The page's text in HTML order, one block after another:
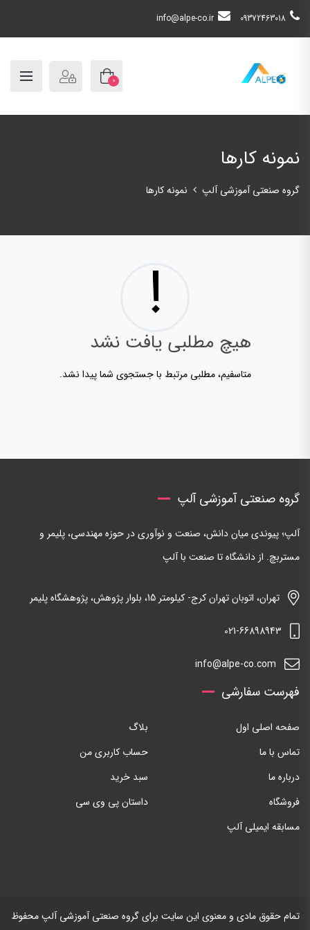
09372463018
info@alpe-co.ir
0
نمونه کارها
گروه صنعتی آموزشی آلپ نمونه کارها
!
هیچ مطلبی یافت نشد
متاسفیم، مطلبی مرتبط با جستجوی شما پیدا نشد.
گروه صنعتی آموزشی آلپ
آلپ؛ پیوندی میان دانش، صنعت و نوآوری در حوزه مهندسی، پلیمر و
مستربچ. از دانشگاه تا صنعت با آلپ
تهران، اتوبان تهران کرج- کیلومتر 15، بلوار پژوهش، پژوهشگاه پلیمر
021-66898943
info@alpe-co.com
فهرست سفارشی
صفحه اصلی اول
بلاگ
تماس با ما
حساب کاربری من
درباره ما
سبد خرید
فروشگاه
داستان پی وی سی
مسابقه ایمیلی آلپ
تمام حقوق مادی و معنوی این سایت برای گروه صنعتی آموزشی آلپ محفوظ